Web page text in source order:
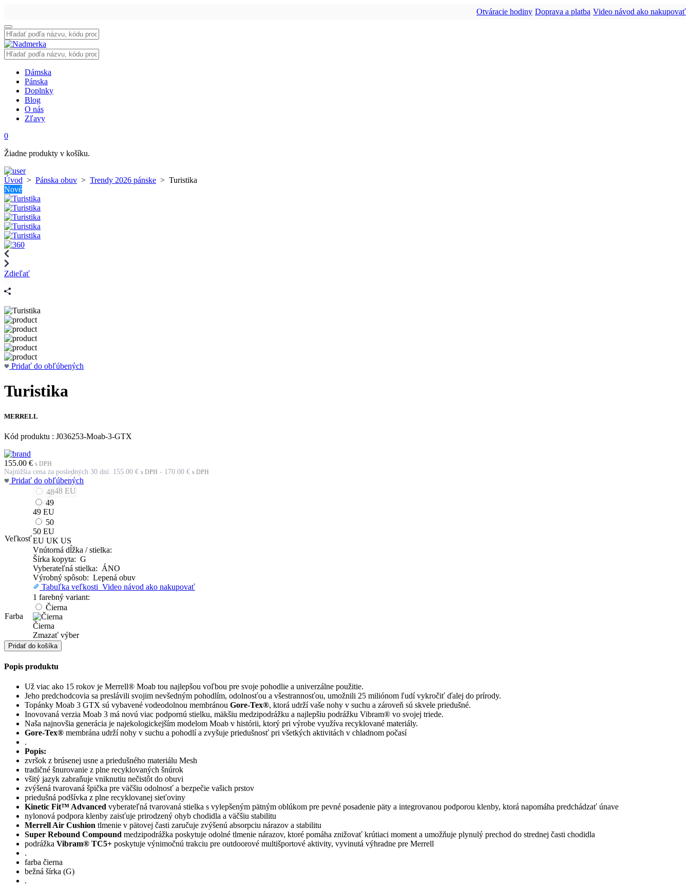
Otváracie hodiny Doprava a platba Video návod ako nakupovať
Vyhľadať:
Vyhľadať:
Dámska
Pánska
Doplnky
Blog
O nás
Zľavy
0
Žiadne produkty v košíku.
Úvod > Pánska obuv > Trendy 2026 pánske > Turistika
Nové
Zdieľať
Pridať do obľúbených
Turistika
MERRELL
Kód produktu : J036253-Moab-3-GTX
155.00 € s DPH
Najnižšia cena za posledných 30 dní: 155.00 € s DPH - 170.00 € s DPH
Pridať do obľúbených
Veľkosť
4848 EU
49
49 EU
50
50 EU
EU UK US
Vnútorná dĺžka / stielka:
Šírka kopyta: G
Vyberateľná stielka: ÁNO
Výrobný spôsob: Lepená obuv
Tabuľka veľkosti Video návod ako nakupovať
Farba
1 farebný variant:
Čierna
Čierna
Zmazať výber
množstvo
Turistika
Pridať do košíka
Popis produktu
Už viac ako 15 rokov je Merrell® Moab tou najlepšou voľbou pre svoje pohodlie a univerzálne použitie.
Jeho predchodcovia sa preslávili svojim nevšedným pohodlím, odolnosťou a všestrannosťou, umožnili 25 miliónom ľudí vykročiť ďalej do prírody.
Topánky Moab 3 GTX sú vybavené vodeodolnou membránou Gore-Tex®, ktorá udrží vaše nohy v suchu a zároveň sú skvele priedušné.
Inovovaná verzia Moab 3 má novú viac podpornú stielku, mäkšiu medzipodrážku a najlepšiu podrážku Vibram® vo svojej triede.
Naša najnovšia generácia je najekologickejším modelom Moab v histórii, ktorý pri výrobe využíva recyklované materiály.
Gore-Tex® membrána udrží nohy v suchu a pohodlí a zvyšuje priedušnosť pri všetkých aktivitách v chladnom počasí
.
Popis:
zvršok z brúsenej usne a priedušného materiálu Mesh
tradičné šnurovanie z plne recyklovaných šnúrok
všitý jazyk zabraňuje vniknutiu nečistôt do obuvi
zvýšená tvarovaná špička pre väčšiu odolnosť a bezpečie vašich prstov
priedušná podšívka z plne recyklovanej sieťoviny
Kinetic Fit™ Advanced vyberateľná tvarovaná stielka s vylepšeným pätným oblúkom pre pevné posadenie päty a integrovanou podporou klenby, ktorá napomáha predchádzať únave
nylonová podpora klenby zaisťuje prirodzený ohyb chodidla a väčšiu stabilitu
Merrell Air Cushion tlmenie v pätovej časti zaručuje zvýšenú absorpciu nárazov a stabilitu
Super Rebound Compound medzipodrážka poskytuje odolné tlmenie nárazov, ktoré pomáha znižovať krútiaci moment a umožňuje plynulý prechod do strednej časti chodidla
podrážka Vibram® TC5+ poskytuje výnimočnú trakciu pre outdoorové multišportové aktivity, vyvinutá výhradne pre Merrell
.
farba čierna
bežná šírka (G)
.